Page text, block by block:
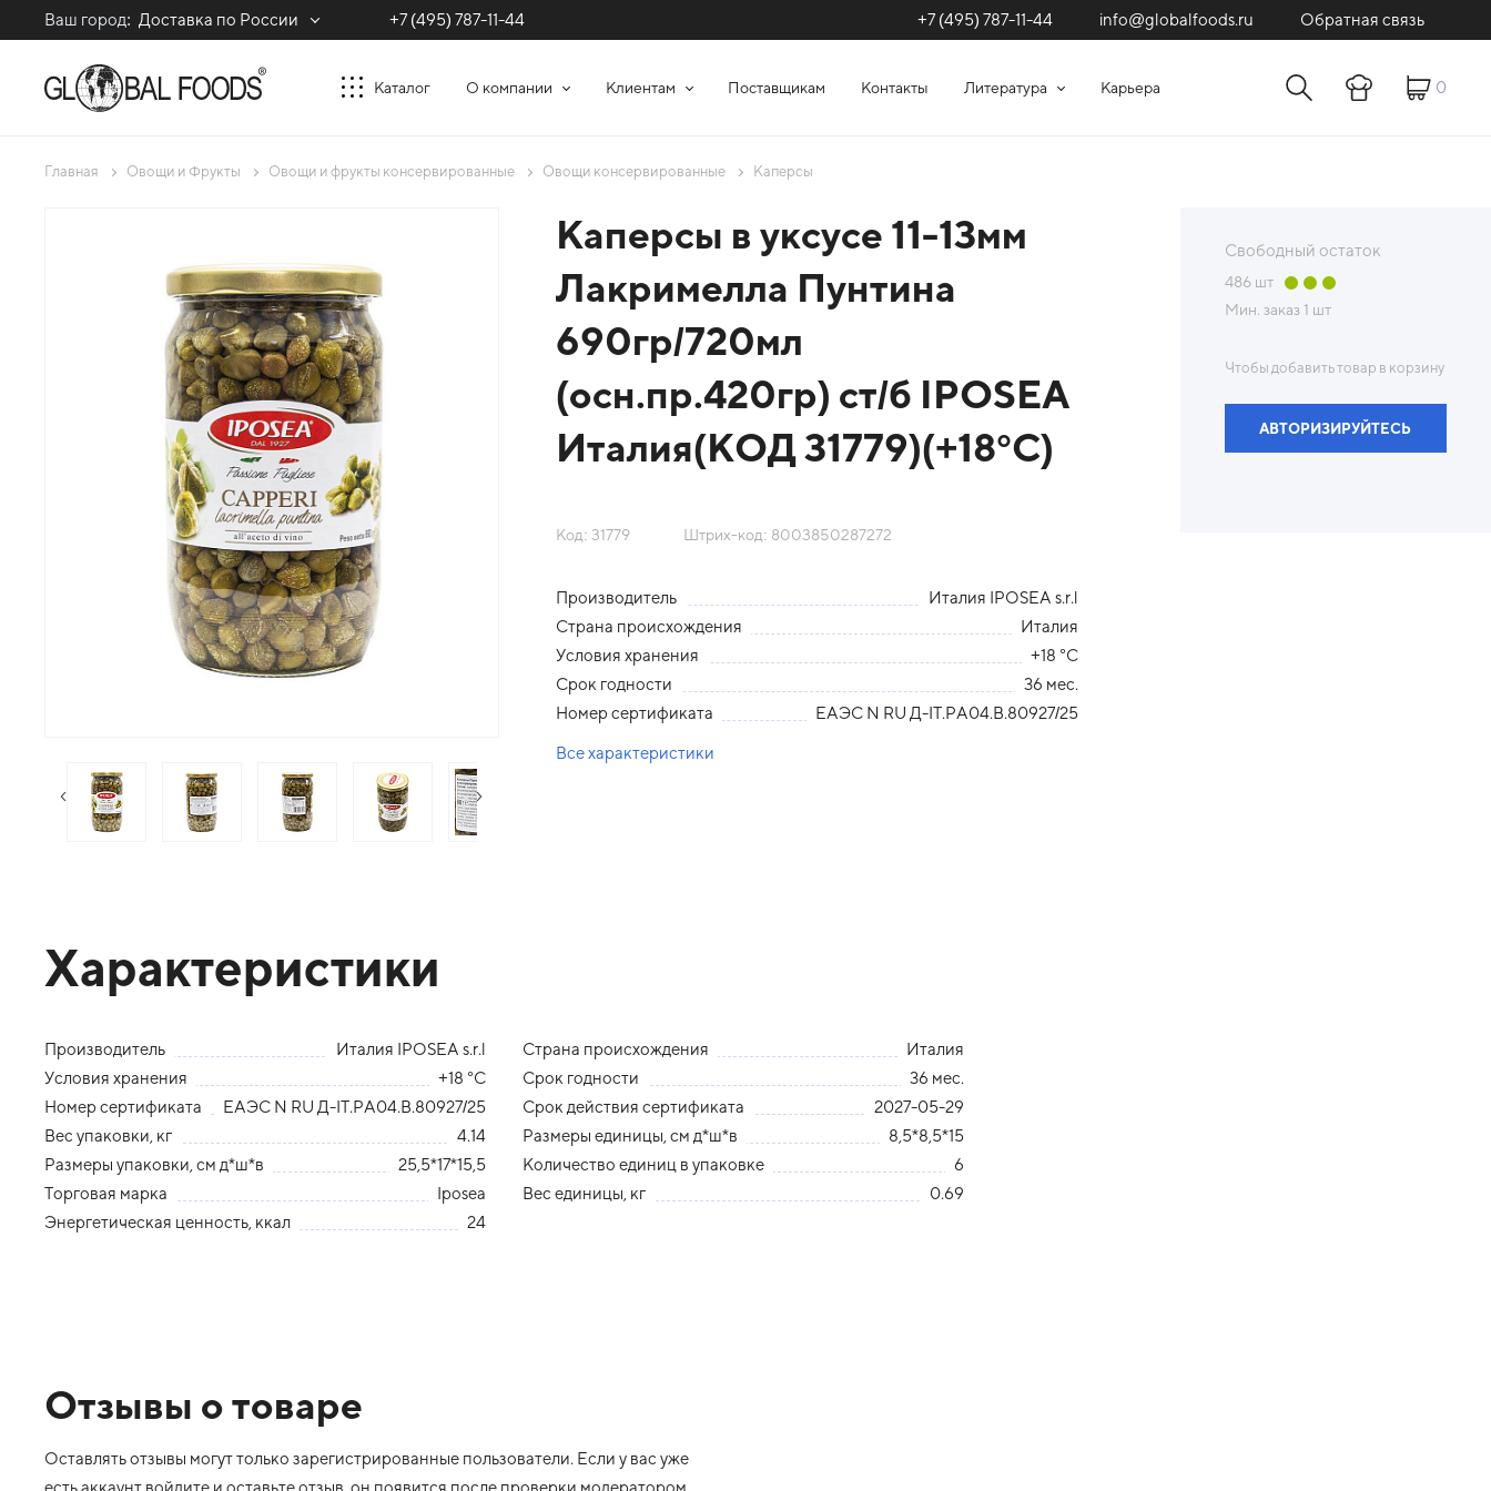
Ваш город: Доставка по России +7 (495) 787-11-44 +7 (495) 787-11-44 info@globalfoods.ru Обратная связь
Каталог О компании Клиентам Поставщикам Контакты Литература Карьера 0
Главная Овощи и Фрукты Овощи и фрукты консервированные Овощи консервированные Каперсы
следующий слайд предыдущий слайд
Каперсы в уксусе 11-13мм
Лакримелла Пунтина
690гр/720мл
(осн.пр.420гр) ст/б IPOSEA
Италия(КОД 31779)(+18°С)
Код: 31779 Штрих-код: 8003850287272
Производитель
Италия IPOSEA s.r.l
Страна происхождения
Италия
Условия хранения
+18 °С
Срок годности
36 мес.
Номер сертификата
ЕАЭС N RU Д-IТ.РА04.В.80927/25
Все характеристики
Характеристики
Производитель Италия IPOSEA s.r.l Страна происхождения
Италия
Условия хранения
+18 °С Срок годности
36 мес.
Номер сертификата
ЕАЭС N RU Д-IТ.РА04.В.80927/25 Срок действия сертификата
2027-05-29
Вес упаковки, кг
4.14 Размеры единицы, см д*ш*в
8,5*8,5*15
Размеры упаковки, см д*ш*в
25,5*17*15,5 Количество единиц в упаковке
6
Торговая марка
Iposea Вес единицы, кг
0.69
Энергетическая ценность, ккал
24
Отзывы о товаре
Оставлять отзывы могут только зарегистрированные пользователи. Если у вас уже
есть аккаунт войдите и оставьте отзыв, он появится после проверки модератором.
Свободный остаток
486шт
Мин. заказ 1 шт
Чтобы добавить товар в корзину
АВТОРИЗИРУЙТЕСЬ